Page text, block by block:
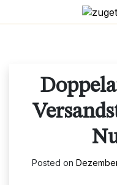
Posted on